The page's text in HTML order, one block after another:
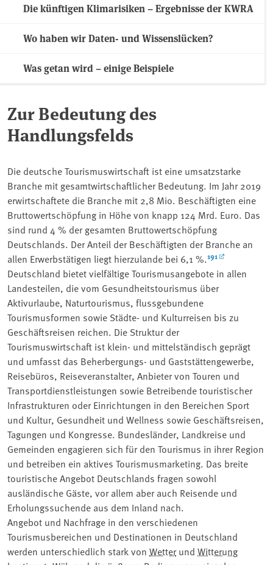
Die künftigen Klimarisiken – Ergebnisse der KWRA
Wo haben wir Daten- und Wissenslücken?
Was getan wird – einige Beispiele
Zur Bedeutung des
Handlungsfelds
Die deutsche Tourismuswirtschaft ist eine umsatzstarke
Branche mit gesamtwirtschaftlicher Bedeutung. Im Jahr 2019
erwirtschaftete die Branche mit 2,8 Mio. Beschäftigten eine
Bruttowertschöpfung in Höhe von knapp 124 Mrd. Euro. Das
sind rund 4 % der gesamten Bruttowertschöpfung
Deutschlands. Der Anteil der Beschäftigten der Branche an
allen Erwerbstätigen liegt hierzulande bei 6,1 %.191
Deutschland bietet vielfältige Tourismusangebote in allen
Landesteilen, die vom Gesundheitstourismus über
Aktivurlaube, Naturtourismus, flussgebundene
Tourismusformen sowie Städte- und Kulturreisen bis zu
Geschäftsreisen reichen. Die Struktur der
Tourismuswirtschaft ist klein- und mittelständisch geprägt
und umfasst das Beherbergungs- und Gaststättengewerbe,
Reisebüros, Reiseveranstalter, Anbieter von Touren und
Transportdienstleistungen sowie Betreibende touristischer
Infrastrukturen oder Einrichtungen in den Bereichen Sport
und Kultur, Gesundheit und Wellness sowie Geschäftsreisen,
Tagungen und Kongresse. Bundesländer, Landkreise und
Gemeinden engagieren sich für den Tourismus in ihrer Region
und betreiben ein aktives Tourismusmarketing. Das breite
touristische Angebot Deutschlands fragen sowohl
ausländische Gäste, vor allem aber auch Reisende und
Erholungssuchende aus dem Inland nach.
Angebot und Nachfrage in den verschiedenen
Tourismusbereichen und Destinationen in Deutschland
werden unterschiedlich stark von Wetterund Witterung